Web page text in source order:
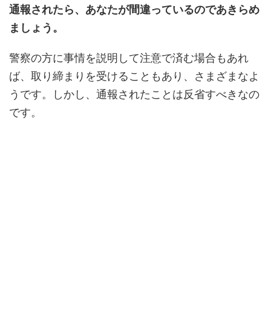
通報されたら、あなたが間違っているのであきらめ
ましょう。
警察の方に事情を説明して注意で済む場合もあれ
ば、取り締まりを受けることもあり、さまざまなよ
うです。しかし、通報されたことは反省すべきなの
です。